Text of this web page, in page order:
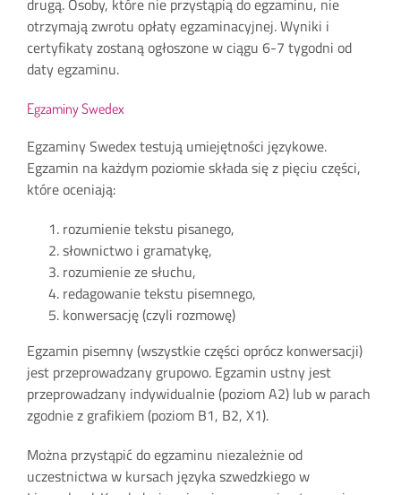
drugą. Osoby, które nie przystąpią do egzaminu, nie
otrzymają zwrotu opłaty egzaminacyjnej. Wyniki i
certyfikaty zostaną ogłoszone w ciągu 6-7 tygodni od
daty egzaminu.
Egzaminy Swedex
Egzaminy Swedex testują umiejętności językowe.
Egzamin na każdym poziomie składa się z pięciu części,
które oceniają:
rozumienie tekstu pisanego,
słownictwo i gramatykę,
rozumienie ze słuchu,
redagowanie tekstu pisemnego,
konwersację (czyli rozmowę)
Egzamin pisemny (wszystkie części oprócz konwersacji)
jest przeprowadzany grupowo. Egzamin ustny jest
przeprowadzany indywidualnie (poziom A2) lub w parach
zgodnie z grafikiem (poziom B1, B2, X1).
Można przystąpić do egzaminu niezależnie od
uczestnictwa w kursach języka szwedzkiego w